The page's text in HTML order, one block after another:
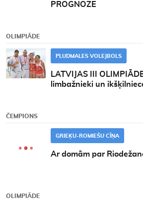
PROGNOZE
OLIMPIĀDE
PLUDMALES VOLEJBOLS
LATVIJAS III
limbažnieki un
ČEMPIONS
GRIEĶU-ROMIEŠU CĪŅA
Ar domām par
OLIMPIĀDE